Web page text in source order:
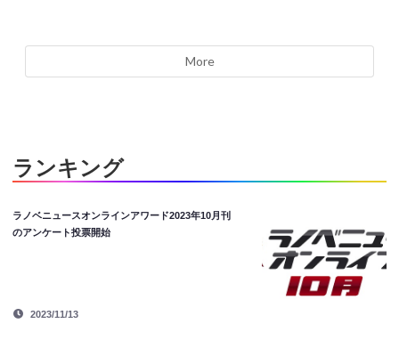
More
ランキング
ラノベニュースオンラインアワード2023年10月刊
のアンケート投票開始
2023/11/13